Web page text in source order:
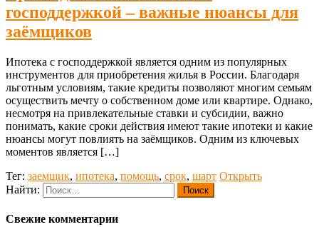
господдержкой – важные нюансы для
заёмщиков
Ипотека с господдержкой является одним из популярных
инструментов для приобретения жилья в России. Благодаря
льготным условиям, такие кредиты позволяют многим семьям
осуществить мечту о собственном доме или квартире. Однако,
несмотря на привлекательные ставки и субсидии, важно
понимать, какие сроки действия имеют такие ипотеки и какие
нюансы могут повлиять на заёмщиков. Одним из ключевых
моментов является […]
Тег: заемщик, ипотека, помощь, срок, шарт Открыть
Найти:
Свежие комментарии